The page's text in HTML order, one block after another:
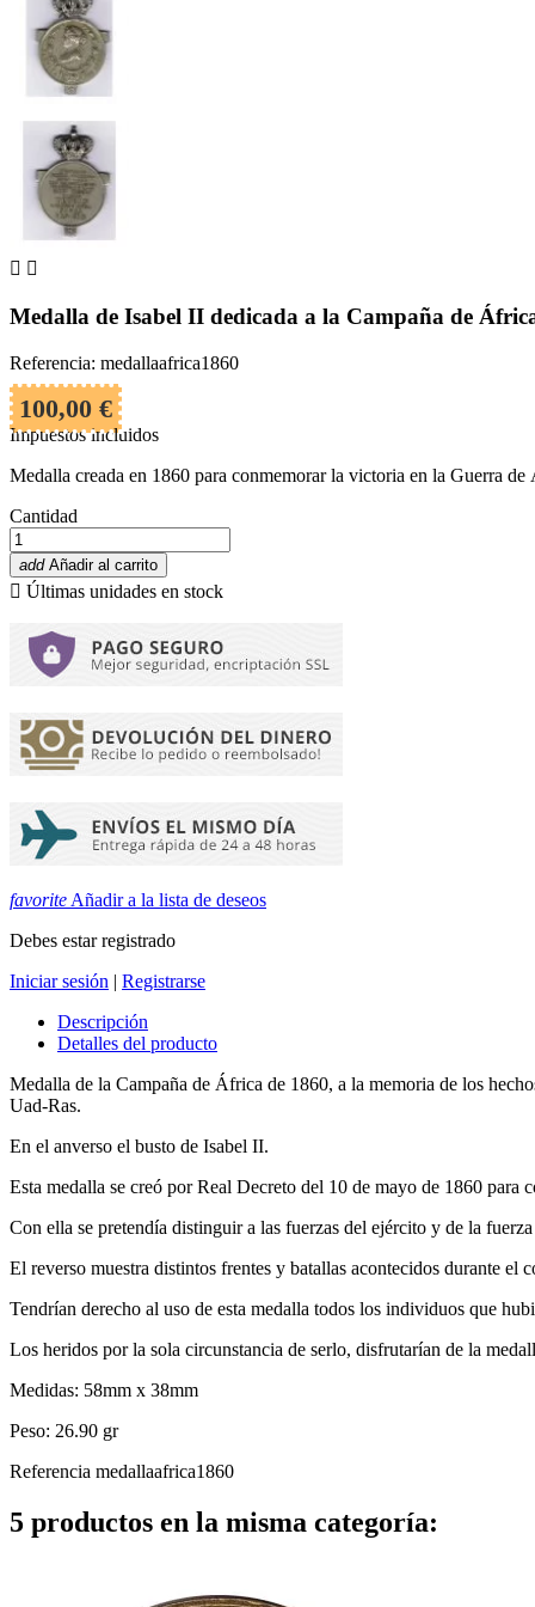
 
Medalla de Isabel II dedicada a la Campaña de
Referencia: medallaafrica1860
100,00 €
Impuestos incluidos
Medalla creada en 1860 para conmemorar la victoria en la Guerra de
Cantidad
add Añadir al carrito
 Últimas unidades en stock
favorite Añadir a la lista de deseos
Debes estar registrado
Iniciar sesión | Registrarse
Descripción
Detalles del producto
Medalla de la Campaña de África de 1860, a la memoria de los
Uad-Ras.
En el anverso el busto de Isabel II.
Esta medalla se creó por Real Decreto del 10 de mayo de 1860
Con ella se pretendía distinguir a las fuerzas del ejército y de la
El reverso muestra distintos frentes y batallas acontecidos durante el
Tendrían derecho al uso de esta medalla todos los individuos que
Los heridos por la sola circunstancia de serlo, disfrutarían de la
Medidas: 58mm x 38mm
Peso: 26.90 gr
Referencia medallaafrica1860
5 productos en la misma categoría: